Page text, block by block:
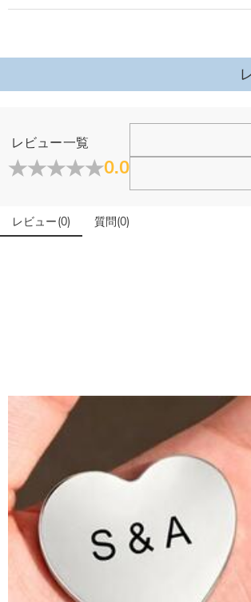
愛する人の写真、意味深い名前、心に残る日付、短い
詳細はこちら
レビュー一覧
0.0
レビュー(0) 質問(0)